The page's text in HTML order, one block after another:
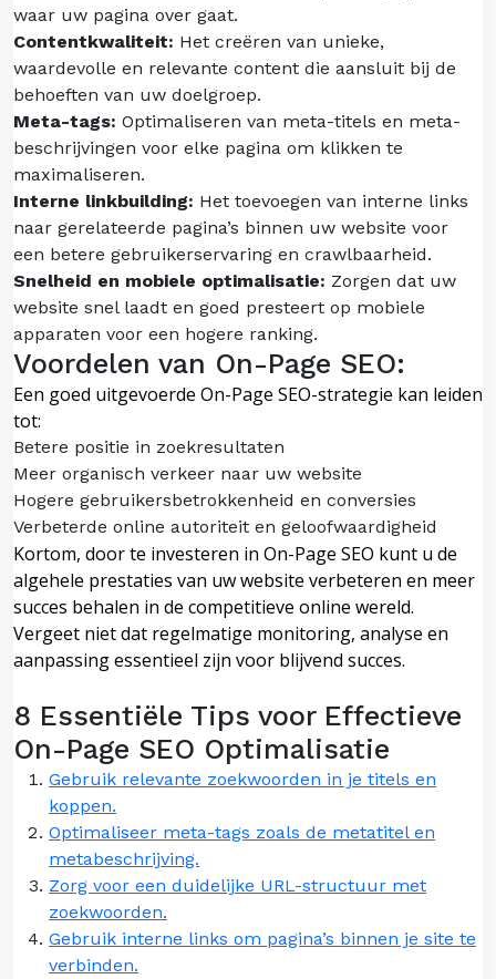
waar uw pagina over gaat.
Contentkwaliteit: Het creëren van unieke,
waardevolle en relevante content die aansluit bij de
behoeften van uw doelgroep.
Meta-tags: Optimaliseren van meta-titels en meta-
beschrijvingen voor elke pagina om klikken te
maximaliseren.
Interne linkbuilding: Het toevoegen van interne links
naar gerelateerde pagina’s binnen uw website voor
een betere gebruikerservaring en crawlbaarheid.
Snelheid en mobiele optimalisatie: Zorgen dat uw
website snel laadt en goed presteert op mobiele
apparaten voor een hogere ranking.
Voordelen van On-Page SEO:
Een goed uitgevoerde On-Page SEO-strategie kan leiden
tot:
Betere positie in zoekresultaten
Meer organisch verkeer naar uw website
Hogere gebruikersbetrokkenheid en conversies
Verbeterde online autoriteit en geloofwaardigheid
Kortom, door te investeren in On-Page SEO kunt u de
algehele prestaties van uw website verbeteren en meer
succes behalen in de competitieve online wereld.
Vergeet niet dat regelmatige monitoring, analyse en
aanpassing essentieel zijn voor blijvend succes.
8 Essentiële Tips voor Effectieve
On-Page SEO Optimalisatie
Gebruik relevante zoekwoorden in je titels en
koppen.
Optimaliseer meta-tags zoals de metatitel en
metabeschrijving.
Zorg voor een duidelijke URL-structuur met
zoekwoorden.
Gebruik interne links om pagina’s binnen je site te
verbinden.